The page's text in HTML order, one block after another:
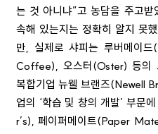
는 것 아니냐”고 농담을 주고
속해 있는지는 정확히 알지 못
만, 실제로 샤피는 루버메이
Coffee), 오스터(Oster) 등의
복합기업 뉴웰 브랜즈(Newell
업의 ‘학습 및 창의 개발’ 부문
r’s), 페이퍼메이트(Paper